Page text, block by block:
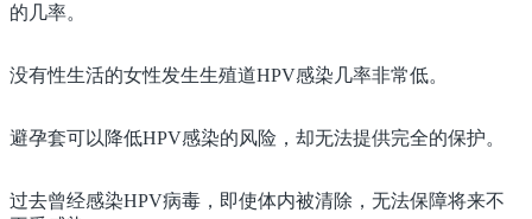
的几率。
没有性生活的女性发生生殖道HPV感染几率非常低。
避孕套可以降低HPV感染的风险，却无法提供完全的保护。
过去曾经感染HPV病毒，即使体内被清除，无法保障将来不